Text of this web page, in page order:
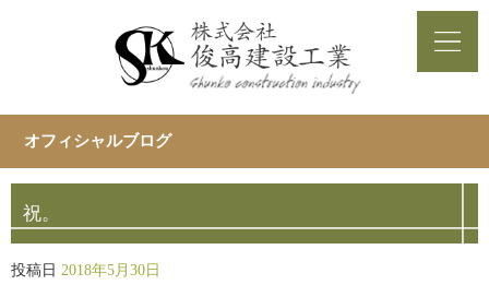
オフィシャルブログ
祝。
投稿日 2018年5月30日